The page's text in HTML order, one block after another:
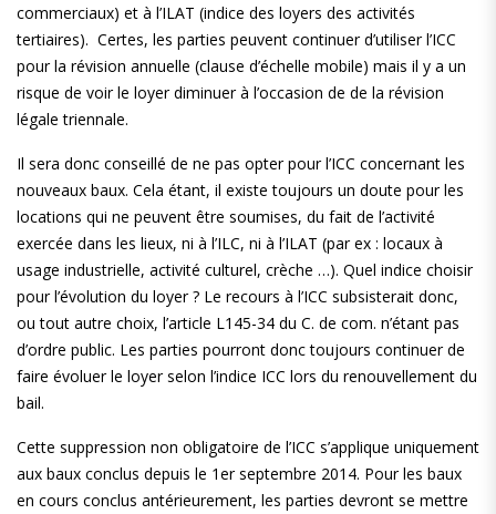
commerciaux) et à l’ILAT (indice des loyers des activités
tertiaires). Certes, les parties peuvent continuer d’utiliser l’ICC
pour la révision annuelle (clause d’échelle mobile) mais il y a un
risque de voir le loyer diminuer à l’occasion de de la révision
légale triennale.
Il sera donc conseillé de ne pas opter pour l’ICC concernant les
nouveaux baux. Cela étant, il existe toujours un doute pour les
locations qui ne peuvent être soumises, du fait de l’activité
exercée dans les lieux, ni à l’ILC, ni à l’ILAT (par ex : locaux à
usage industrielle, activité culturel, crèche …). Quel indice choisir
pour l’évolution du loyer ? Le recours à l’ICC subsisterait donc,
ou tout autre choix, l’article L145-34 du C. de com. n’étant pas
d’ordre public. Les parties pourront donc toujours continuer de
faire évoluer le loyer selon l’indice ICC lors du renouvellement du
bail.
Cette suppression non obligatoire de l’ICC s’applique uniquement
aux baux conclus depuis le 1er septembre 2014. Pour les baux
en cours conclus antérieurement, les parties devront se mettre